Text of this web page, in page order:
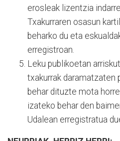
erosleak lizentzia
Txakurraren osasun
beharko du eta
erregistroan.
Leku publikoetan
txakurrak daramatzaten
behar dituzte mota
izateko behar den
Udalean erregistratua